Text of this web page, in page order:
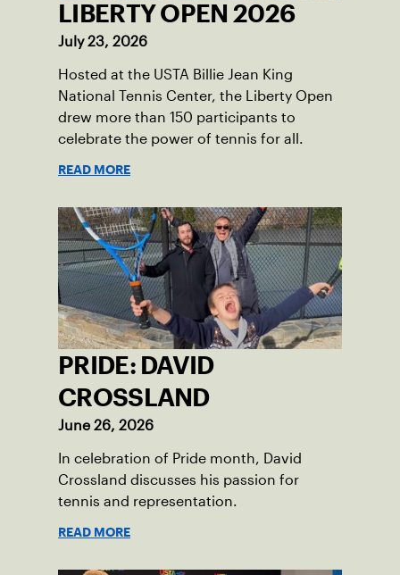
LIBERTY OPEN 2026
July 23, 2026
Hosted at the USTA Billie Jean King
National Tennis Center, the Liberty Open
drew more than 150 participants to
celebrate the power of tennis for all.
READ MORE
PRIDE: DAVID
CROSSLAND
June 26, 2026
In celebration of Pride month, David
Crossland discusses his passion for
tennis and representation.
READ MORE